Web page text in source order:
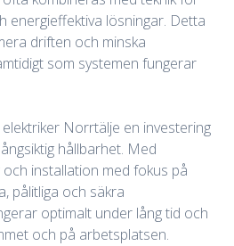
energieffektiva lösningar. Detta
driften och minska
som systemen fungerar
Norrtälje en investering
hållbarhet. Med
installation med fokus på
pålitliga och säkra
optimalt under lång tid och
och på arbetsplatsen.